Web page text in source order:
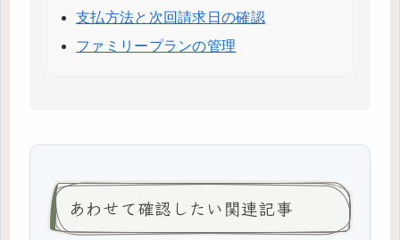
支払方法と次回請求日の確認
ファミリープランの管理
あわせて確認したい関連記事